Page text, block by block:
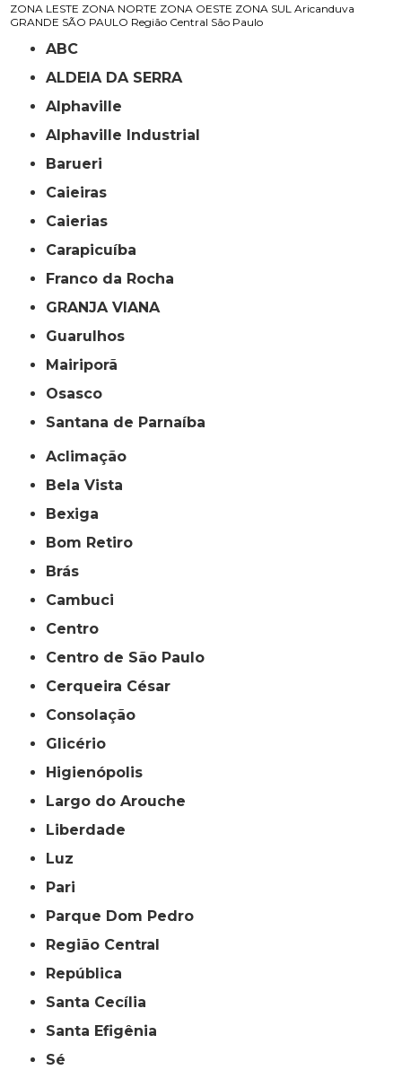
ZONA LESTE ZONA NORTE ZONA OESTE ZONA SUL Aricanduva
GRANDE SÃO PAULO Região Central São Paulo
ABC
ALDEIA DA SERRA
Alphaville
Alphaville Industrial
Barueri
Caieiras
Caierias
Carapicuíba
Franco da Rocha
GRANJA VIANA
Guarulhos
Mairiporã
Osasco
Santana de Parnaíba
Aclimação
Bela Vista
Bexiga
Bom Retiro
Brás
Cambuci
Centro
Centro de São Paulo
Cerqueira César
Consolação
Glicério
Higienópolis
Largo do Arouche
Liberdade
Luz
Pari
Parque Dom Pedro
Região Central
República
Santa Cecília
Santa Efigênia
Sé